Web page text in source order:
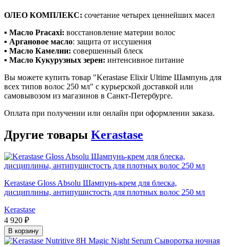
ОЛЕО КОМПЛЕКС: сочетание четырех ценнейших масел
▪ Масло Pracaxi: восстановление материи волос
▪ Аргановое масло: защита от иссушения
▪ Масло Камелии: совершенный блеск
▪ Масло Кукурузных зерен: интенсивное питание
Вы можете купить товар "Kerastase Elixir Ultime Шампунь для
всех типов волос 250 мл" с курьерской доставкой или
самовывозом из магазинов в Санкт-Петербурге.
Оплата при получении или онлайн при оформлении заказа.
Другие товары Kerastase
Kerastase Gloss Absolu Шампунь-крем для блеска,
дисциплины, антипушистость для плотных волос 250 мл
Kerastase
4 920 ₽
В корзину